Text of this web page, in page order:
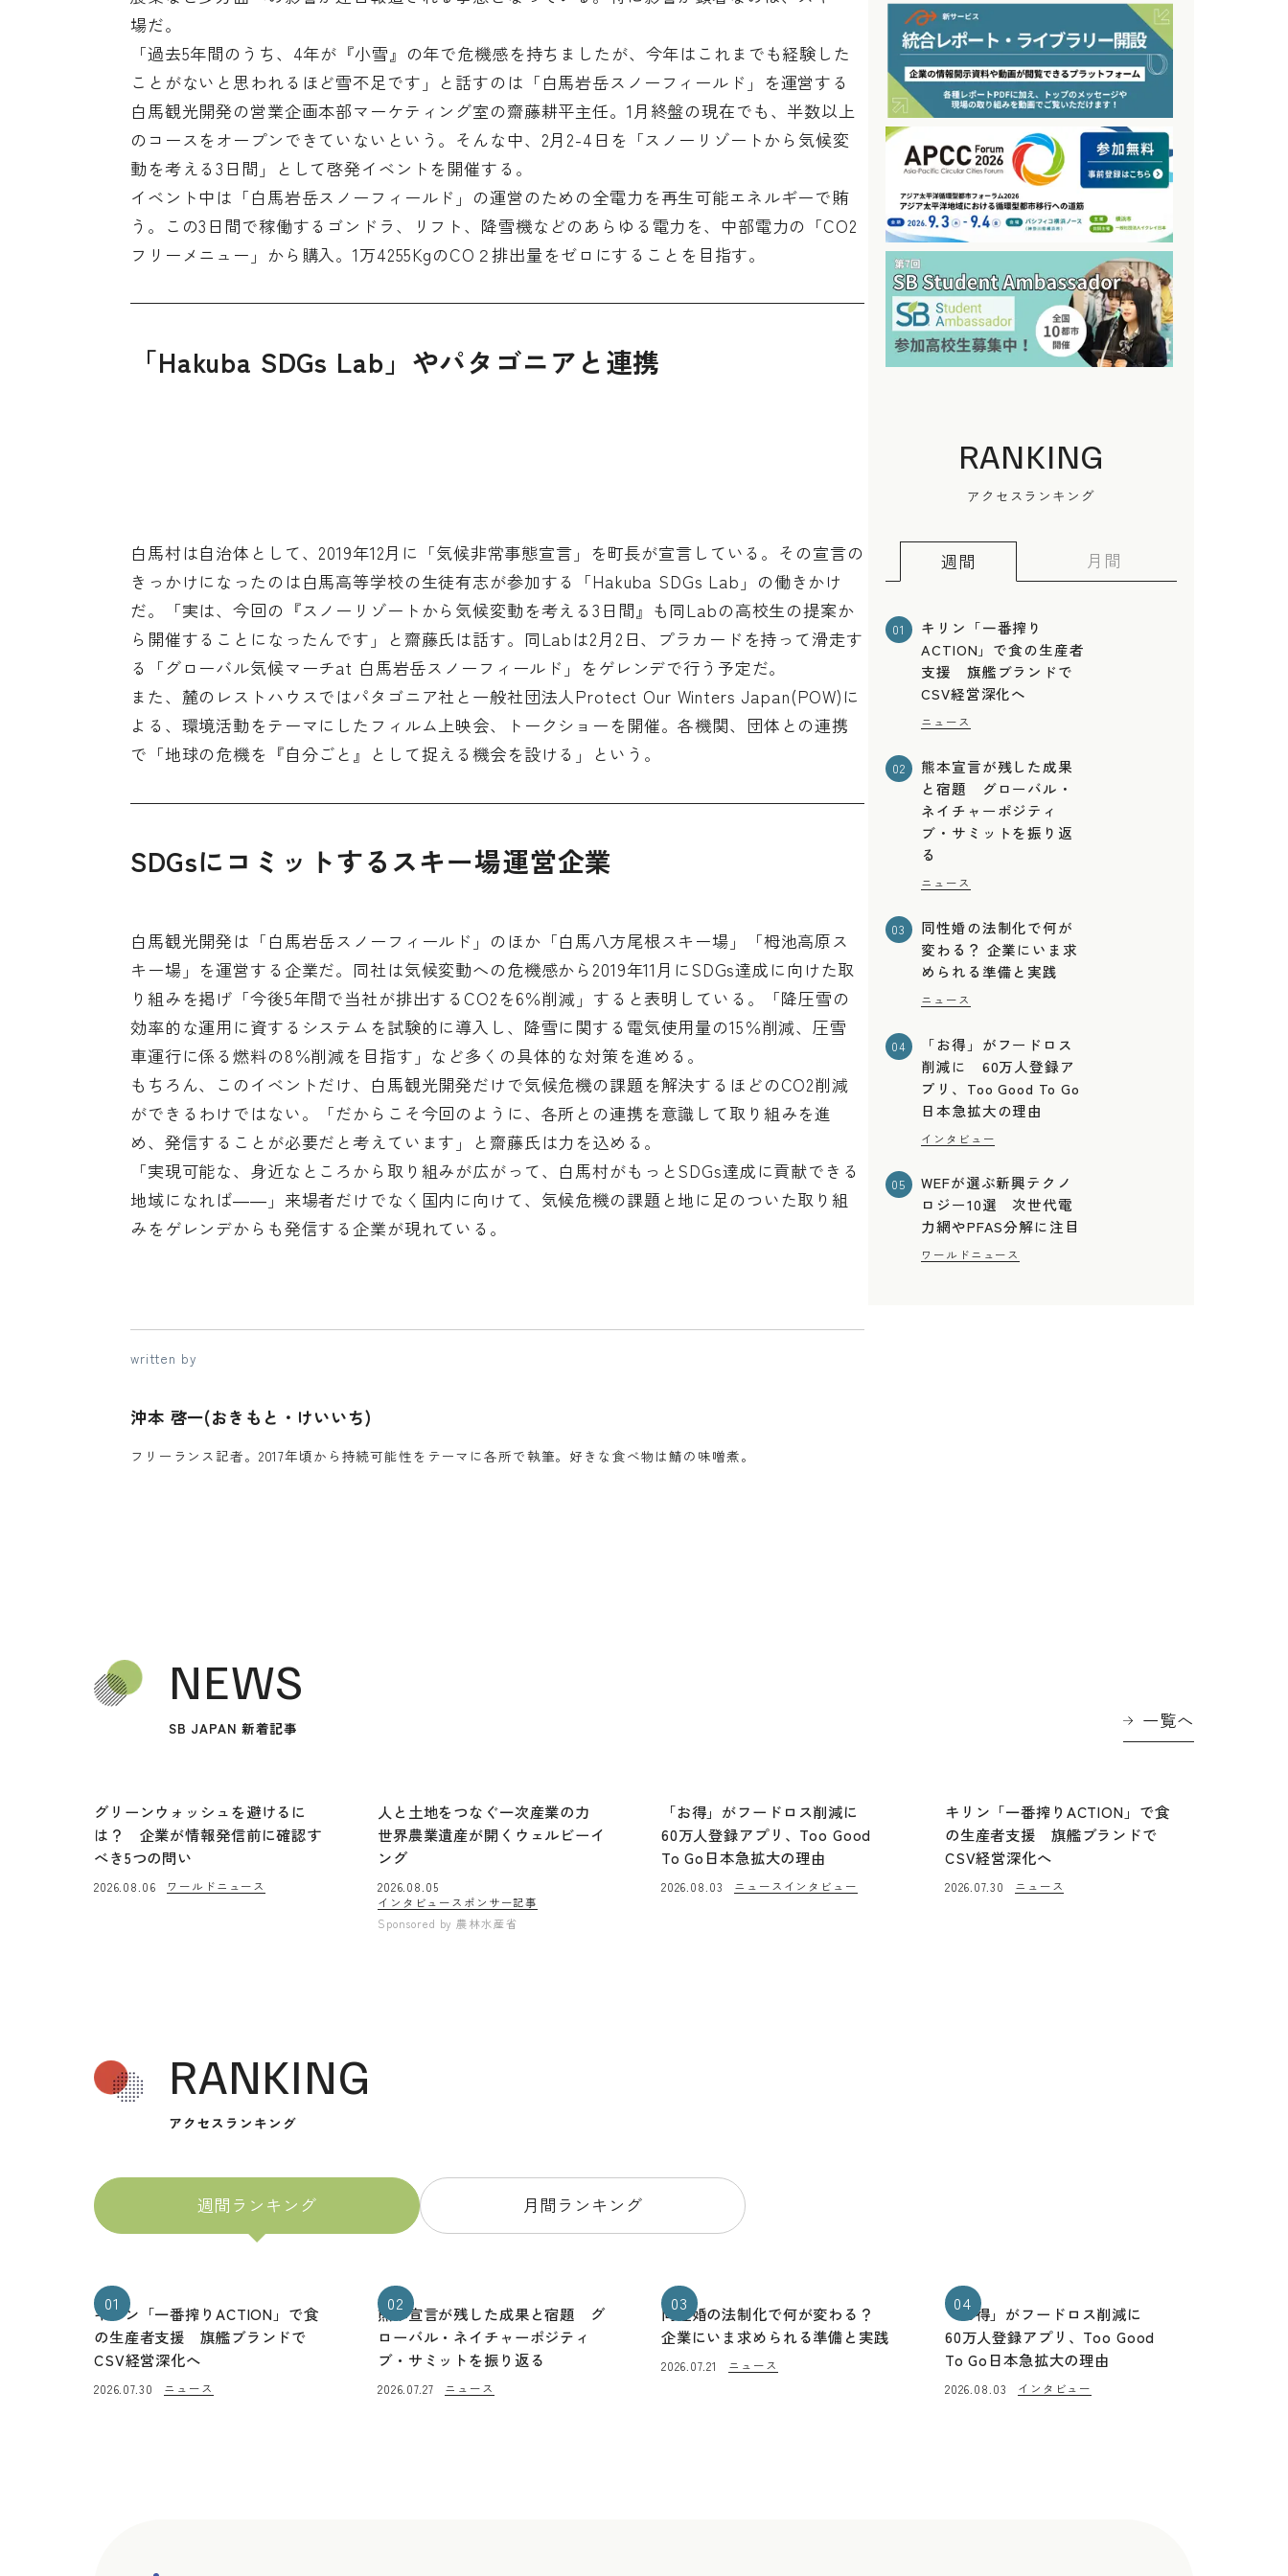
場だ。
「過去5年間のうち、4年が『小雪』の年で危機感を持ちましたが、今年はこれまでも経験した
ことがないと思われるほど雪不足です」と話すのは「白馬岩岳スノーフィールド」を運営する
白馬観光開発の営業企画本部マーケティング室の齋藤耕平主任。1月終盤の現在でも、半数以上
のコースをオープンできていないという。そんな中、2月2-4日を「スノーリゾートから気候変
動を考える3日間」として啓発イベントを開催する。
イベント中は「白馬岩岳スノーフィールド」の運営のための全電力を再生可能エネルギーで賄
う。この3日間で稼働するゴンドラ、リフト、降雪機などのあらゆる電力を、中部電力の「CO2
フリーメニュー」から購入。1万4255KgのCO２排出量をゼロにすることを目指す。
「Hakuba SDGs Lab」やパタゴニアと連携
白馬村は自治体として、2019年12月に「気候非常事態宣言」を町長が宣言している。その宣言の
きっかけになったのは白馬高等学校の生徒有志が参加する「Hakuba SDGs Lab」の働きかけ
だ。「実は、今回の『スノーリゾートから気候変動を考える3日間』も同Labの高校生の提案か
ら開催することになったんです」と齋藤氏は話す。同Labは2月2日、プラカードを持って滑走す
る「グローバル気候マーチat 白馬岩岳スノーフィールド」をゲレンデで行う予定だ。
また、麓のレストハウスではパタゴニア社と一般社団法人Protect Our Winters Japan(POW)に
よる、環境活動をテーマにしたフィルム上映会、トークショーを開催。各機関、団体との連携
で「地球の危機を『自分ごと』として捉える機会を設ける」という。
SDGsにコミットするスキー場運営企業
白馬観光開発は「白馬岩岳スノーフィールド」のほか「白馬八方尾根スキー場」「栂池高原ス
キー場」を運営する企業だ。同社は気候変動への危機感から2019年11月にSDGs達成に向けた取
り組みを掲げ「今後5年間で当社が排出するCO2を6％削減」すると表明している。「降圧雪の
効率的な運用に資するシステムを試験的に導入し、降雪に関する電気使用量の15％削減、圧雪
車運行に係る燃料の8％削減を目指す」など多くの具体的な対策を進める。
もちろん、このイベントだけ、白馬観光開発だけで気候危機の課題を解決するほどのCO2削減
ができるわけではない。「だからこそ今回のように、各所との連携を意識して取り組みを進
め、発信することが必要だと考えています」と齋藤氏は力を込める。
「実現可能な、身近なところから取り組みが広がって、白馬村がもっとSDGs達成に貢献できる
地域になれば――」来場者だけでなく国内に向けて、気候危機の課題と地に足のついた取り組
みをゲレンデからも発信する企業が現れている。
written by
沖本 啓一(おきもと・けいいち)
フリーランス記者。2017年頃から持続可能性をテーマに各所で執筆。好きな食べ物は鯖の味噌煮。
RANKING
アクセスランキング
週間 月間
01
キリン「一番搾り
ACTION」で食の生産者
支援 旗艦ブランドで
CSV経営深化へ
ニュース
02
熊本宣言が残した成果
と宿題 グローバル・
ネイチャーポジティ
ブ・サミットを振り返
る
ニュース
03
同性婚の法制化で何が
変わる？ 企業にいま求
められる準備と実践
ニュース
04
「お得」がフードロス
削減に 60万人登録ア
プリ、Too Good To Go
日本急拡大の理由
インタビュー
05
WEFが選ぶ新興テクノ
ロジー10選 次世代電
力網やPFAS分解に注目
ワールドニュース
NEWS
SB JAPAN 新着記事 一覧へ
グリーンウォッシュを避けるに
は？ 企業が情報発信前に確認す
べき5つの問い
2026.08.06 ワールドニュース
人と土地をつなぐ一次産業の力
世界農業遺産が開くウェルビーイ
ング
2026.08.05
インタビュースポンサー記事
Sponsored by 農林水産省
「お得」がフードロス削減に
60万人登録アプリ、Too Good
To Go日本急拡大の理由
2026.08.03 ニュース インタビュー
キリン「一番搾りACTION」で食
の生産者支援 旗艦ブランドで
CSV経営深化へ
2026.07.30 ニュース
RANKING
アクセスランキング
週間ランキング 月間ランキング
01
キリン「一番搾りACTION」で食
の生産者支援 旗艦ブランドで
CSV経営深化へ
2026.07.30 ニュース
02
熊本宣言が残した成果と宿題 グ
ローバル・ネイチャーポジティ
ブ・サミットを振り返る
2026.07.27 ニュース
03
同性婚の法制化で何が変わる？
企業にいま求められる準備と実践
2026.07.21 ニュース
04
「お得」がフードロス削減に
60万人登録アプリ、Too Good
To Go日本急拡大の理由
2026.08.03 インタビュー